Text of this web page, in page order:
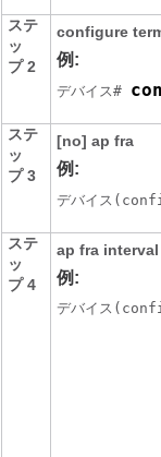
ステ
ッ
プ 2
configure
例:
デバイス#
ステ
ッ
プ 3
[no] ap fra
例:
デバイス
ステ
ッ
プ 4
ap fra interval
例:
デバイス